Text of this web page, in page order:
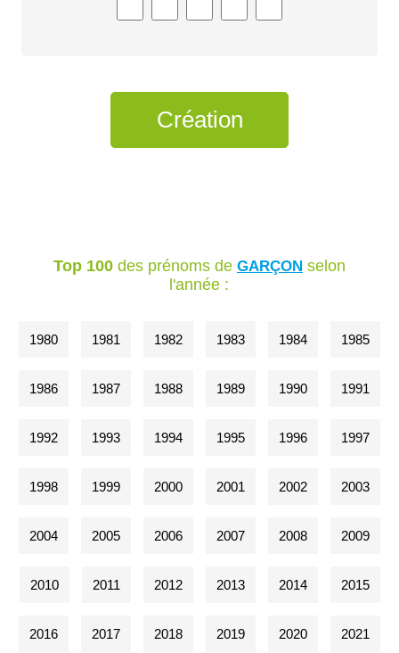
Top 100des prénoms de GARÇONselon
l'année :
1980 1981 1982 1983 1984 1985
1986 1987 1988 1989 1990 1991
1992 1993 1994 1995 1996 1997
1998 1999 2000 2001 2002 2003
2004 2005 2006 2007 2008 2009
2010 2011 2012 2013 2014 2015
2016 2017 2018 2019 2020 2021